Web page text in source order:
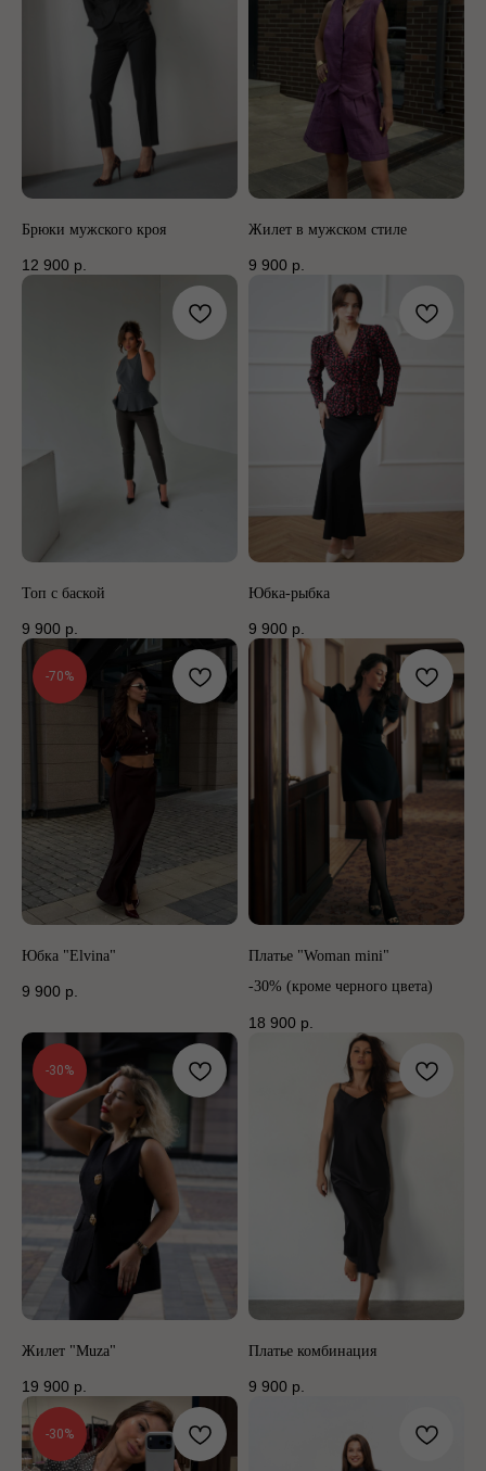
Брюки мужского кроя
12 900 р.
Жилет в мужском стиле
9 900 р.
Топ с баской
9 900 р.
Юбка-рыбка
9 900 р.
-70%
Юбка "Elvina"
9 900 р.
Платье "Woman mini"
-30% (кроме черного цвета)
18 900 р.
-30%
Жилет "Muza"
19 900 р.
Платье комбинация
9 900 р.
-30%